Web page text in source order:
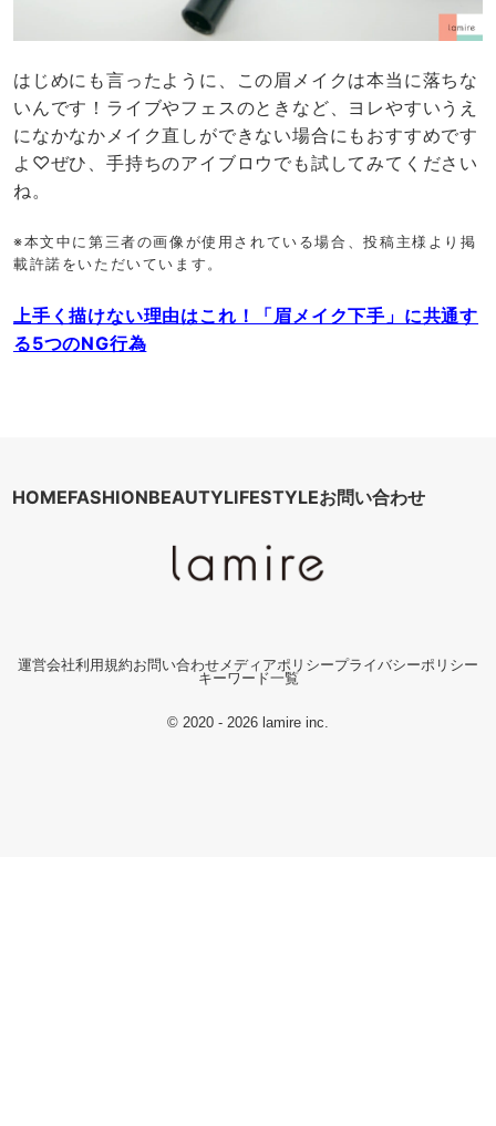
はじめにも言ったように、この眉メイクは本当に落ちな
いんです！ライブやフェスのときなど、ヨレやすいうえ
になかなかメイク直しができない場合にもおすすめです
よ♡ぜひ、手持ちのアイブロウでも試してみてください
ね。
※本文中に第三者の画像が使用されている場合、投稿主様より掲
載許諾をいただいています。
上手く描けない理由はこれ！「眉メイク下手」に共通す
る5つのNG行為
HOMEFASHIONBEAUTYLIFESTYLEお問い合わせ
運営会社利用規約お問い合わせ メディアポリシープライバシーポリシー
キーワード一覧
© 2020 - 2026 lamire inc.